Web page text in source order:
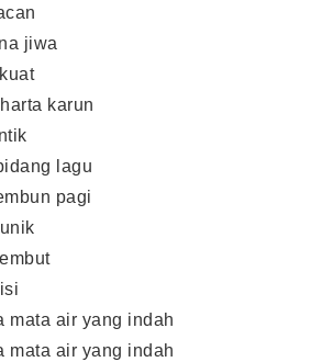
jiwa
karun
lagu
pagi
mata air yang indah
mata air yang indah